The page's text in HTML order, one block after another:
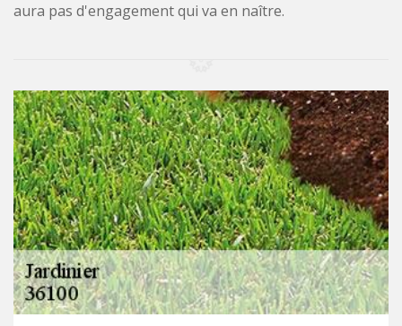
aura pas d'engagement qui va en naître.